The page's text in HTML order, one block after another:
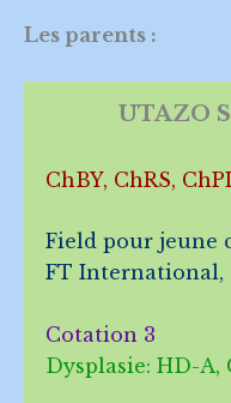
Les parents :
UTAZO
ChBY, ChRS,
Field pour jeune
FT International,
Cotation 3
Dysplasie: HD-A,